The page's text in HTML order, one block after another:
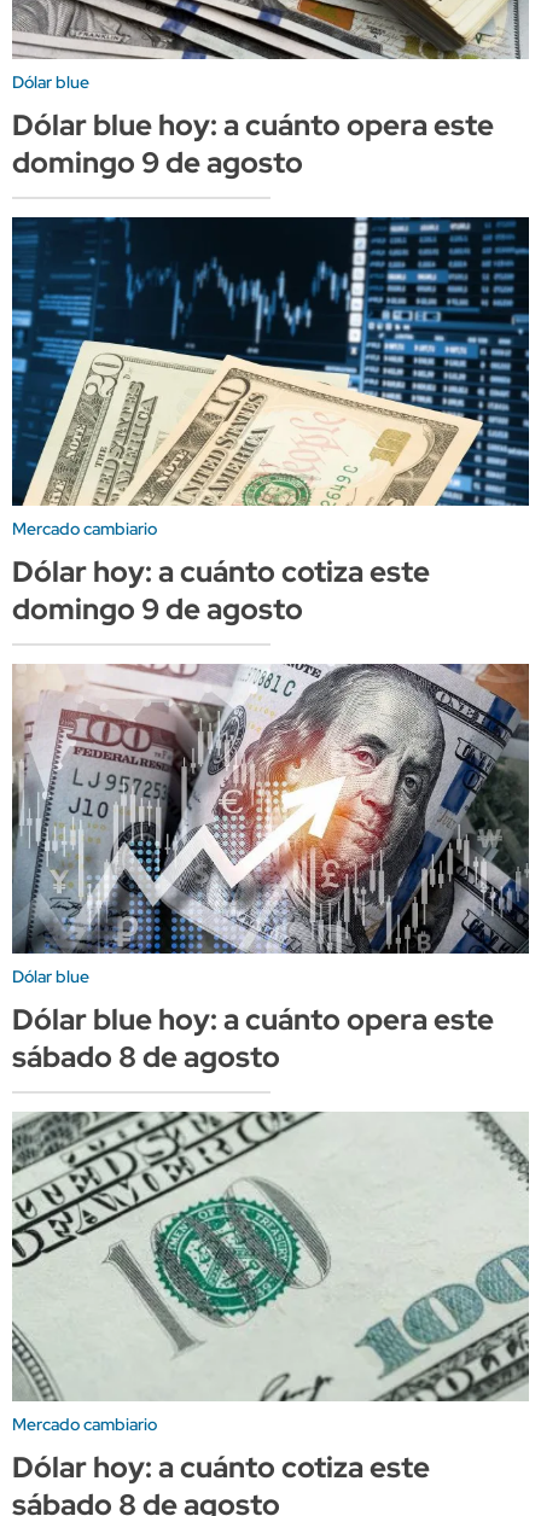
Dólar blue
Dólar blue hoy: a cuánto opera este
domingo 9 de agosto
Mercado cambiario
Dólar hoy: a cuánto cotiza este
domingo 9 de agosto
Dólar blue
Dólar blue hoy: a cuánto opera este
sábado 8 de agosto
Mercado cambiario
Dólar hoy: a cuánto cotiza este
sábado 8 de agosto